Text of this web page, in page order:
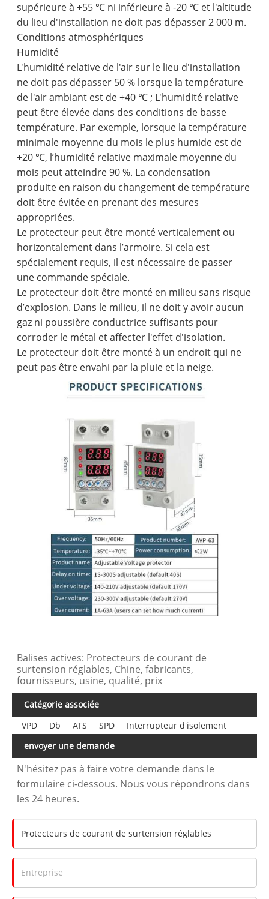
supérieure à +55 ℃ ni inférieure à -20 ℃ et l'altitude
du lieu d'installation ne doit pas dépasser 2 000 m.
Conditions atmosphériques
Humidité
L'humidité relative de l'air sur le lieu d'installation
ne doit pas dépasser 50 % lorsque la température
de l'air ambiant est de +40 ℃ ; L'humidité relative
peut être élevée dans des conditions de basse
température. Par exemple, lorsque la température
minimale moyenne du mois le plus humide est de
+20 ℃, l’humidité relative maximale moyenne du
mois peut atteindre 90 %. La condensation
produite en raison du changement de température
doit être évitée en prenant des mesures
appropriées.
Le protecteur peut être monté verticalement ou
horizontalement dans l’armoire. Si cela est
spécialement requis, il est nécessaire de passer
une commande spéciale.
Le protecteur doit être monté en milieu sans risque
d’explosion. Dans le milieu, il ne doit y avoir aucun
gaz ni poussière conductrice suffisants pour
corroder le métal et affecter l'effet d'isolation.
Le protecteur doit être monté à un endroit qui ne
peut pas être envahi par la pluie et la neige.
Balises actives: Protecteurs de courant de
surtension réglables, Chine, fabricants,
fournisseurs, usine, qualité, prix
Catégorie associée
VPD
Db ATS SPD
Interrupteur d'isolement
envoyer une demande
N'hésitez pas à faire votre demande dans le
formulaire ci-dessous. Nous vous répondrons dans
les 24 heures.